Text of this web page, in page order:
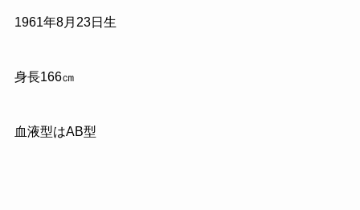
1961年8月 23日生
身長166㎝
血液型はAB型